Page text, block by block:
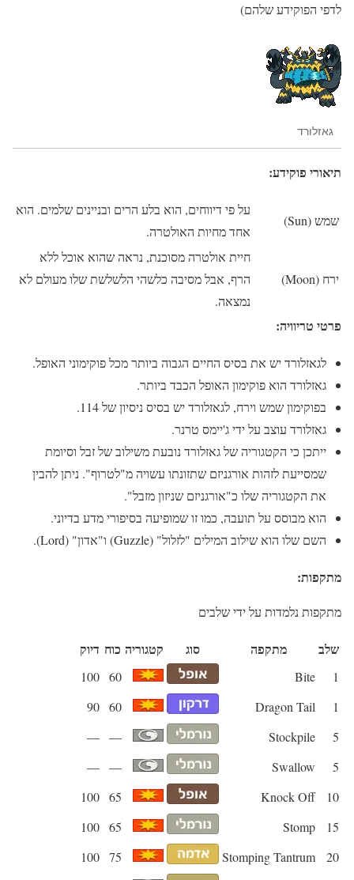
לדפי הפוקידע שלהם)
גאזלורד
תיאורי פוקידע:
שמש (Sun)
על פי דיווחים, הוא בלע הרים ובניינים שלמים. הוא
אחד מחיות האולטרה.
ירח (Moon)
חיית אולטרה מסוכנת, נראה שהוא אוכל ללא
הרף, אבל מסיבה כלשהי הלשלשת שלו מעולם לא
נמצאה.
פרטי טריוויה:
לגאזלורד יש את בסיס החיים הגבוה ביותר מכל פוקימוני האופל.
גאזלורד הוא פוקימון האופל הכבד ביותר.
בפוקימון שמש וירח, לגאזלורד יש בסיס ניסיון של 114.
גאזלורד עוצב על ידי ג'יימס טרנר.
ייתכן כי הקטגוריה של גאזלורד נובעת משילוב של זבל וסיומת
שמסייעת לזהות אורגניזם שתזונתו עשויה מ"לטרוף". ניתן להבין
את הקטגוריה שלו כ"אורגניזם שניזון מזבל".
הוא מבוסס על תועבה, כמו זו שמופיעה בסיפורי מדע בדיוני.
השם שלו הוא שילוב המילים "לזלול" (Guzzle) ו"אדון" (Lord).
מתקפות:
מתקפות נלמדות על ידי שלבים
שלב מתקפה סוג קטגוריה כוח דיוק
1
Bite
60
100
1
Dragon Tail
60
90
5
Stockpile
—
—
5
Swallow
—
—
10
Knock Off
65
100
15
Stomp
65
100
20
Stomping Tantrum
75
100